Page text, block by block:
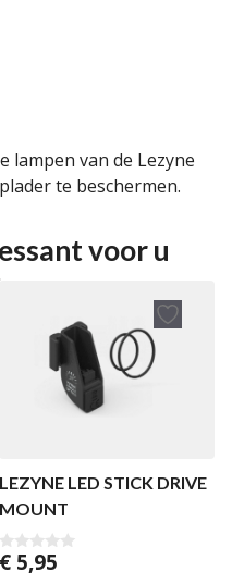
lampen van de Lezyne
te beschermen.
voor u
LEZYNE LED STICK DRIVE
MOUNT
0
€ 5,95